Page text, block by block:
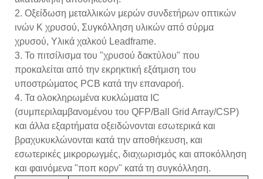
2. Οξείδωση μεταλλικών μερών συνδετήρων οπτικών
ινών Κ χρυσού, Συγκόλληση υλικών από σύρμα
χρυσού, Υλικά χαλκού Leadframe.
3. Το πιτσίλισμα του "χρυσού δακτύλου" που
προκαλείται από την εκρηκτική εξάτμιση του
υποστρώματος PCB κατά την επαναροή.
4. Τα ολοκληρωμένα κυκλώματα IC
(συμπεριλαμβανομένου του QFP/Ball Grid Array/CSP)
και άλλα εξαρτήματα οξειδώνονται εσωτερικά και
βραχυκυκλώνονται κατά την αποθήκευση, και
εσωτερικές μικρορωγμές, διαχωρισμός και αποκόλληση
και φαινόμενα "ποπ κορν" κατά τη συγκόλληση.